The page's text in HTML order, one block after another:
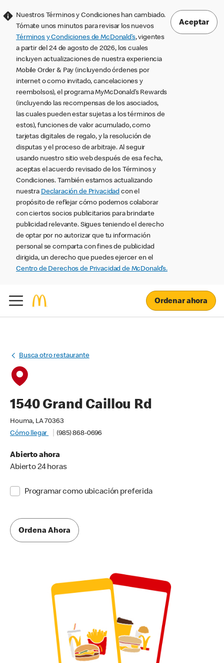
Nuestros Términos y Condiciones han cambiado.
Tómate unos minutos para revisar los nuevos
Términos y Condiciones de McDonald’s, vigentes
a partir del 24 de agosto de 2026, los cuales
incluyen actualizaciones de nuestra experiencia
Mobile Order & Pay (incluyendo órdenes por
internet o como invitado, cancelaciones y
reembolsos), el programa MyMcDonald’s Rewards
(incluyendo las recompensas de los asociados,
las cuales pueden estar sujetas a los términos de
estos), funciones de valor acumulado, como
tarjetas digitales de regalo, y la resolución de
disputas y el proceso de arbitraje. Al seguir
usando nuestro sitio web después de esa fecha,
aceptas el acuerdo revisado de los Términos y
Condiciones. También estamos actualizando
nuestra Declaración de Privacidad con el
propósito de reflejar cómo podemos colaborar
con ciertos socios publicitarios para brindarte
publicidad relevante. Sigues teniendo el derecho
de optar por no autorizar que tu información
personal se comparta con fines de publicidad
dirigida, un derecho que puedes ejercer en el
Centro de Derechos de Privacidad de McDonald’s.
Aceptar
Ordenar ahora
Busca otro restaurante
1540 Grand Caillou Rd
Houma, LA 70363
Cómo llegar
(985) 868-0696
Abierto ahora
Abierto 24 horas
Programar como ubicación preferida
Ordena Ahora